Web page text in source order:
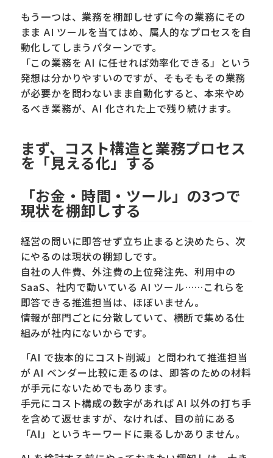
もう一つは、業務を棚卸しせずに今の業務にその
まま AI ツールを当てはめ、属人的なプロセスを自
動化してしまうパターンです。
「この業務を AI に任せれば効率化できる」という
発想は分かりやすいのですが、そもそもその業務
が必要かを問わないまま自動化すると、本来やめ
るべき業務が、AI 化された上で残り続けます。
まず、コスト構造と業務プロセス
を「見える化」する
「お金・時間・ツール」の3つで
現状を棚卸しする
経営の問いに即答せず立ち止まると決めたら、次
にやるのは現状の棚卸しです。
自社の人件費、外注費の上位発注先、利用中の
SaaS、社内で動いている AI ツール……これらを
即答できる推進担当は、ほぼいません。
情報が部門ごとに分散していて、横断で集める仕
組みが社内にないからです。
「AI で抜本的にコスト削減」と問われて推進担当
が AI ベンダー比較に走るのは、即答のための材料
が手元にないためでもあります。
手元にコスト構成の数字があれば AI 以外の打ち手
を含めて返せますが、なければ、目の前にある
「AI」というキーワードに乗るしかありません。